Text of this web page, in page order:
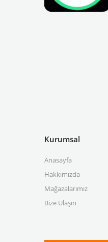
Kurumsal
Anasayfa
Hakkımızda
Mağazalarımız
Bize Ulaşın